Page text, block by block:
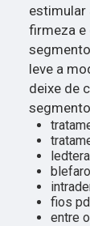
estimular
firmeza e
leve a
deixe de
fios
entre